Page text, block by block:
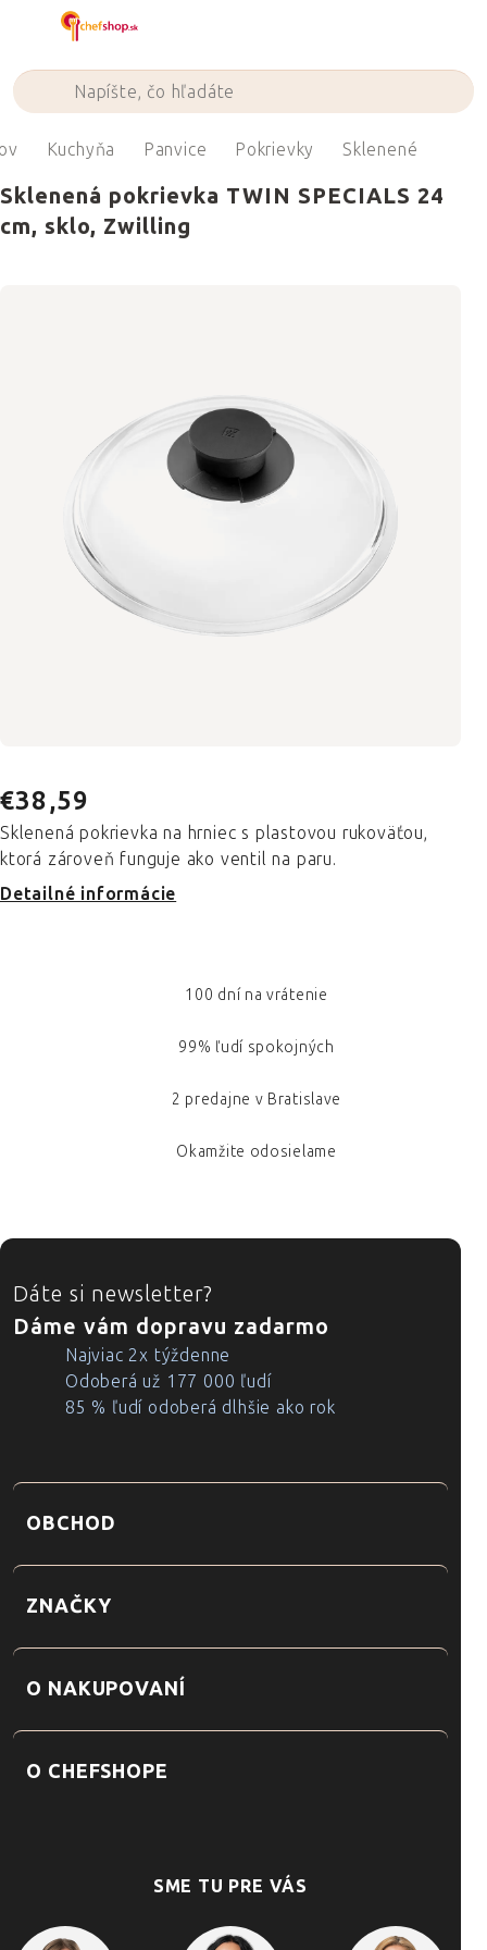
Kuchyňa Panvice Pokrievky Sklenené
Sklenená pokrievka TWIN SPECIALS 24
cm, sklo, Zwilling
€38,59
Sklenená pokrievka na hrniec s plastovou rukoväťou,
ktorá zároveň funguje ako ventil na paru.
Detailné informácie
100 dní na vrátenie
99% ľudí spokojných
2 predajne v Bratislave
Okamžite odosielame
ZÁPÄTIE
Dáte si newsletter?
Dáme vám dopravu zadarmo
Najviac 2x týždenne
Odoberá už 177 000 ľudí
85 % ľudí odoberá dlhšie ako rok
OBCHOD
ZNAČKY
O NAKUPOVANÍ
O CHEFSHOPE
SME TU PRE VÁS